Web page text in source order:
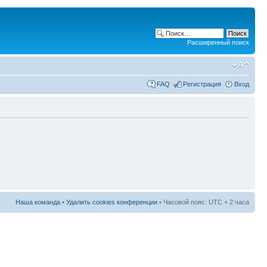
Расширенный поиск
FAQ Регистрация Вход
Наша команда • Удалить cookies конференции • Часовой пояс: UTC + 2 часа